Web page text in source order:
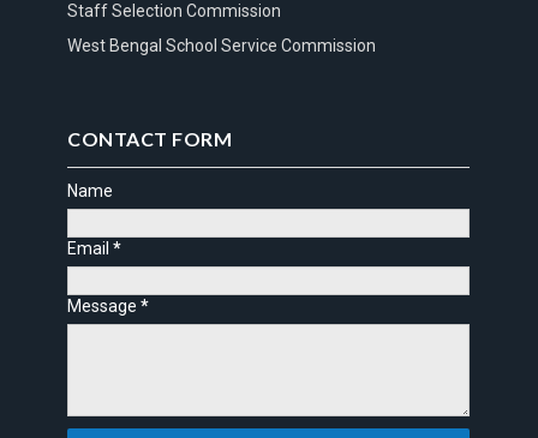
Staff Selection Commission
West Bengal School Service Commission
CONTACT FORM
Name
Email*
Message*